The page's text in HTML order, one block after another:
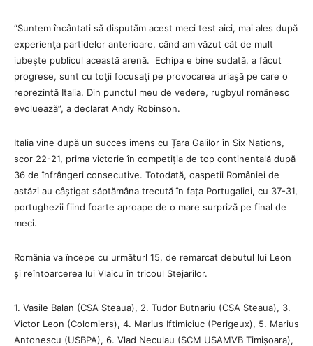
“Suntem încântati să disputăm acest meci test aici, mai ales după
experienţa partidelor anterioare, când am văzut cât de mult
iubeşte publicul această arenă. Echipa e bine sudată, a făcut
progrese, sunt cu toţii focusaţi pe provocarea uriaşă pe care o
reprezintă Italia. Din punctul meu de vedere, rugbyul românesc
evoluează”, a declarat Andy Robinson.
Italia vine după un succes imens cu Țara Galilor în Six Nations,
scor 22-21, prima victorie în competiția de top continentală după
36 de înfrângeri consecutive. Totodată, oaspetii României de
astăzi au câștigat săptămâna trecută în fața Portugaliei, cu 37-31,
portughezii fiind foarte aproape de o mare surpriză pe final de
meci.
România va începe cu următurl 15, de remarcat debutul lui Leon
și reîntoarcerea lui Vlaicu în tricoul Stejarilor.
1. Vasile Balan (CSA Steaua), 2. Tudor Butnariu (CSA Steaua), 3.
Victor Leon (Colomiers), 4. Marius Iftimiciuc (Perigeux), 5. Marius
Antonescu (USBPA), 6. Vlad Neculau (SCM USAMVB Timișoara),